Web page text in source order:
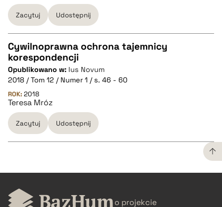
pobierz cytat
Zacytuj Udostępnij
CZYSTY TEKST
pobierz cytat
BIBTEX
Cywilnoprawna ochrona tajemnicy
korespondencji
Opublikowano w: Ius Novum
2018 / Tom 12 / Numer 1 / s. 46 - 60
ROK: 2018
Teresa Mróz
Zacytuj Udostępnij
CZYSTY TEKST
pobierz cytat o projekcie